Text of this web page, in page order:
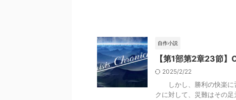
自作小説
【第1部第2章23節
2025/2/22
しかし、勝利の快楽に
クに対して、災難はその